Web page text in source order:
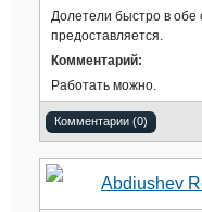
Долетели быстро в обе
предоставляется.
Комментарий:
Работать можно.
Комментарии (0)
Abdiushev